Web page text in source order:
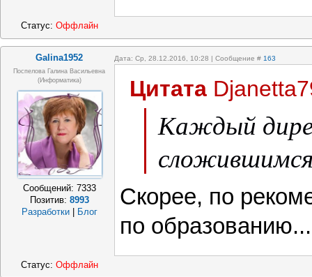
Статус: Оффлайн
Galina1952 Дата: Ср, 28.12.2016, 10:28 | Сообщение # 163
Поспелова Галина Васильевна
(информатика)
Сообщений: 7333
Позитив: 8993
Разработки
Блог
Цитата
Каждый
Скорее, по
по образованию...
Статус: Оффлайн